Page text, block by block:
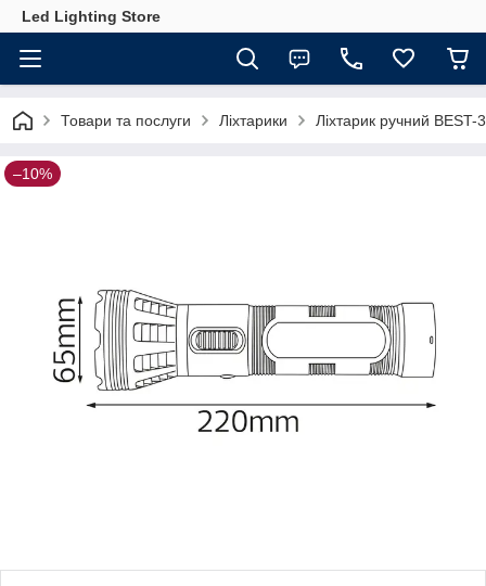
Led Lighting Store
Товари та послуги Ліхтарики Ліхтарик ручний
–10%